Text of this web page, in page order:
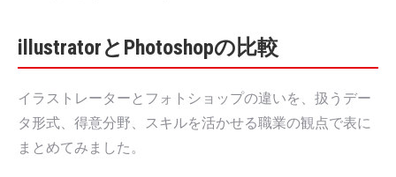
illustratorとPhotoshopの比較
イラストレーターとフォトショップの違いを、扱うデー
タ形式、得意分野、スキルを活かせる職業の観点で表に
まとめてみました。